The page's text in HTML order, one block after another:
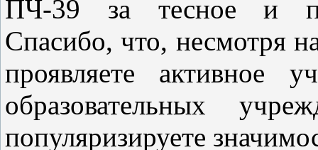
ПЧ-39 за тесное и
Спасибо, что, несмотря
проявляете активное
образовательных
популяризируете